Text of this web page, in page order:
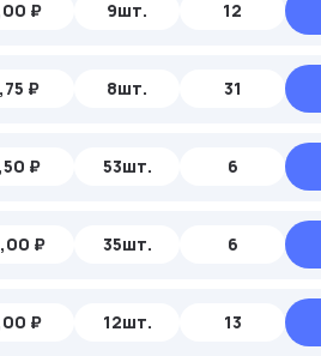
₽ 9шт. 12
₽ 8шт. 31
₽ 53шт. 6
₽ 35шт. 6
₽ 12шт. 13